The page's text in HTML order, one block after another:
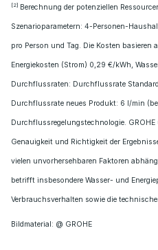
[2] Berechnung der potenziellen
Szenarioparametern: 4-Personen-
pro Person und Tag. Die Kosten basieren
Energiekosten (Strom) 0,29 €/kWh,
Durchflussraten: Durchflussrate
Durchflussrate neues Produkt: 6 l/min
Durchflussregelungstechnologie.
Genauigkeit und Richtigkeit der
vielen unvorhersehbaren Faktoren
betrifft insbesondere Wasser- und
Verbrauchsverhalten sowie die
Bildmaterial: @ GROHE